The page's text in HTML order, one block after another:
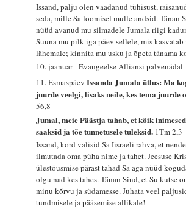
Issand, palju olen vaadanud tühisust,
seda, mille Sa loomisel mulle andsid. Tänan
nüüd avanud mu silmadele Jumala riigi
Suuna mu pilk iga päev sellele, mis
lähemale; kinnita mu usku ja õpeta tänama
10. jaanuar - Evangeelse Alliansi palvenädal
11. EsmaspäevIssanda Jumala ütlus: Ma
juurde veelgi, lisaks neile, kes tema juurde
56,8
Jumal, meie Päästja tahab, et kõik
saaksid ja tõe tunnetusele tuleksid. 1Tm
Issand, kord valisid Sa Iisraeli rahva, et
ilmutada oma püha nime ja tahet. Jeesuse
ülestõusmise pärast tahad Sa aga nüüd
olgu nad kes tahes. Tänan Sind, et Su kutse
minu kõrvu ja südamesse. Juhata veel
tundmisele ja pääsemise allikale!